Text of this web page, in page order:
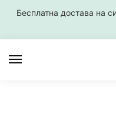
Бесплатна достава на